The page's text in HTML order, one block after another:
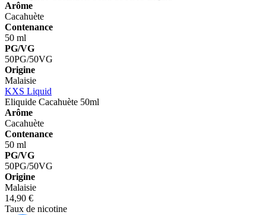
Arôme
Cacahuète
Contenance
50 ml
PG/VG
50PG/50VG
Origine
Malaisie
KXS Liquid
Eliquide Cacahuète 50ml
Arôme
Cacahuète
Contenance
50 ml
PG/VG
50PG/50VG
Origine
Malaisie
14,90 €
Taux de nicotine